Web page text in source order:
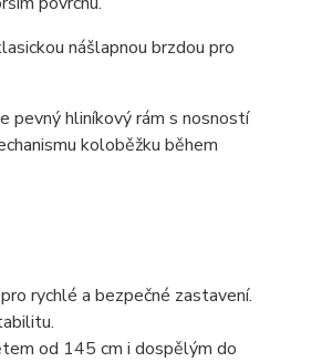
nášlapnou brzdou pro
pevný hliníkový rám s nosností
koloběžku během
rychlé a bezpečné zastavení.
od 145 cm i dospělým do